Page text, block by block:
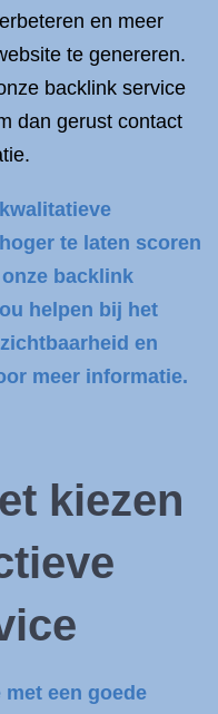
en meer
te genereren.
backlink service
dan gerust contact
te laten scoren
backlink
helpen bij het
en
meer informatie.
kiezen
een goede